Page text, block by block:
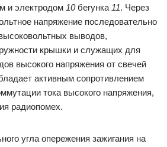
и электродом 10бегунка 11. Через
напряжение последовательно
выводов,
крышки и служащих для
высокого напряжения от свечей
активным сопротивлением
тока высокого напряжения,
радиопомех.
угла опережения зажигания на